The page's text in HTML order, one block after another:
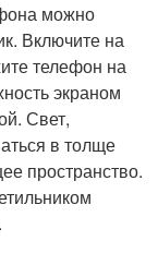
можно
Включите на
телефон на
экраном
Свет,
в толще
пространство.